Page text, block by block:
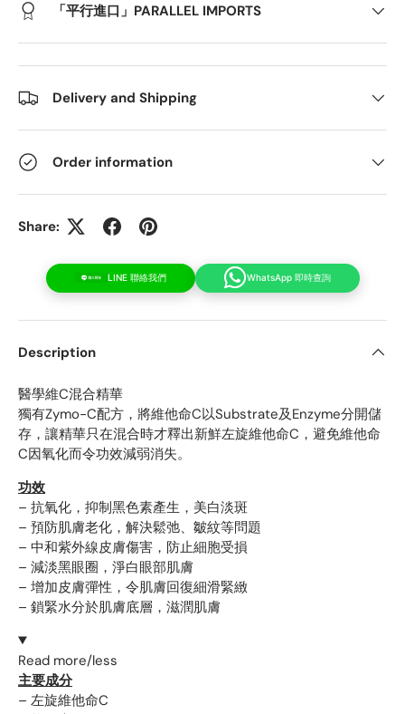
「平行進口」PARALLEL IMPORTS
Delivery and Shipping
Order information
Share:
LINE 聯絡我們 WhatsApp 即時查詢
Description
醫學維C混合精華
獨有Zymo-C配方，將維他命C以Substrate及Enzyme分開儲
存，讓精華只在混合時才釋出新鮮左旋維他命C，避免維他命
C因氧化而令功效減弱消失。
功效
– 抗氧化，抑制黑色素產生，美白淡斑
– 預防肌膚老化，解決鬆弛、皺紋等問題
– 中和紫外線皮膚傷害，防止細胞受損
– 減淡黑眼圈，淨白眼部肌膚
– 增加皮膚彈性，令肌膚回復細滑緊緻
– 鎖緊水分於肌膚底層，滋潤肌膚
Read more/less
主要成分
– 左旋維他命C